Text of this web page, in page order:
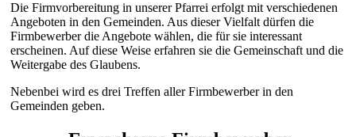
Die Firmvorbereitung in unserer Pfarrei erfolgt mit verschiedenen
Angeboten in den Gemeinden. Aus dieser Vielfalt dürfen die
Firmbewerber die Angebote wählen, die für sie interessant
erscheinen. Auf diese Weise erfahren sie die Gemeinschaft und die
Weitergabe des Glaubens.
Nebenbei wird es drei Treffen aller Firmbewerber in den
Gemeinden geben.